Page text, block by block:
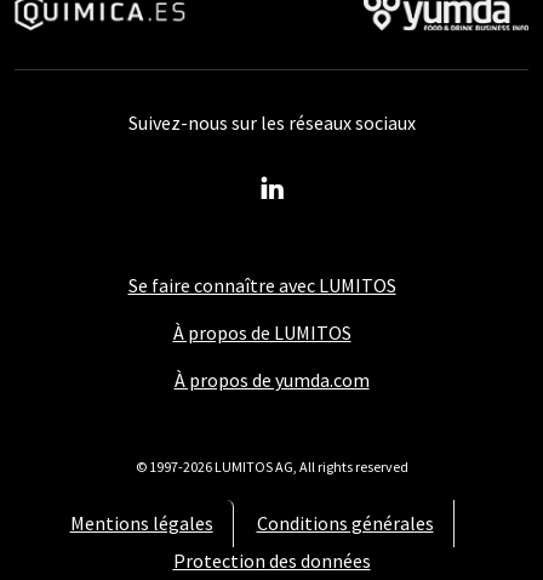
Se faire connaître avec LUMITOS
À propos de LUMITOS
À propos de yumda.com
Mentions légales
Conditions générales
Protection des données
Suivez-nous sur les réseaux sociaux
© 1997-2026 LUMITOS AG, All rights reserved